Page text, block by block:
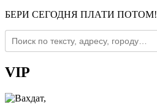
БЕРИ СЕГОДНЯ ПЛАТИ ПОТОМ!
VIP